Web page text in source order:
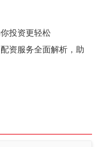
投资更轻松
资服务全面解析，助